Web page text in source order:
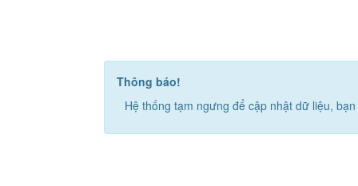
Thông báo!
Hệ thống tạm ngưng để cập nhật dữ liệu,